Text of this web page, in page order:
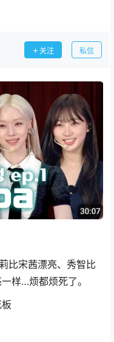
关注 私信
比宋茜漂亮、秀智比
样…烦都烦死了。